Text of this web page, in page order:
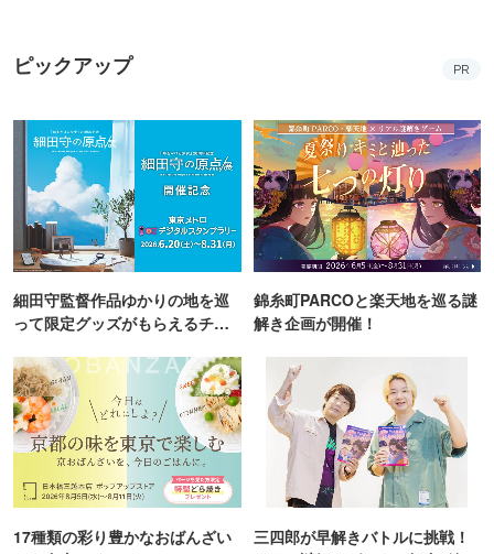
ピックアップ PR
細田守監督作品ゆかりの地を巡
って限定グッズがもらえるチャ
錦糸町PARCOと楽天地を巡る謎
解き企画が開催！
17種類の彩り豊かなおばんざい
三四郎が早解きバトルに挑戦！